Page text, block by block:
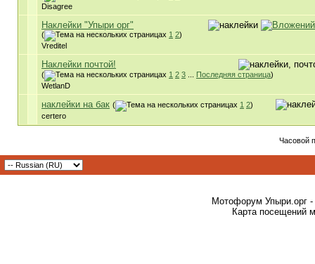
Disagree
Наклейки "Упыри орг"
( 1 2)
Vreditel
Наклейки почтой!
( 1 2 3 Последняя страница)
WetlanD
наклейки на бак ( 1 2)
certero
Часовой
Мотофорум Упыри.орг -
Карта посещений